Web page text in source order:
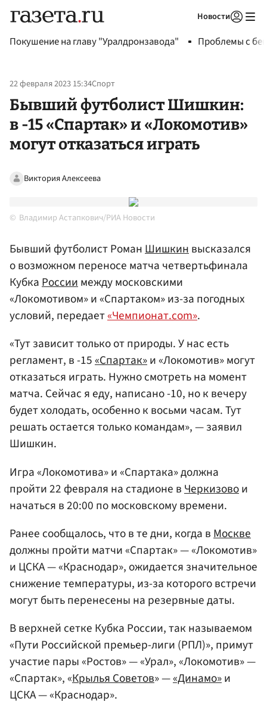
Новости
Покушение на главу "Уралдронзавода" Проблемы с
22 февраля 2023 15:34Спорт
Бывший футболист Шишкин:
в -15 «Спартак» и «Локомотив»
могут отказаться играть
Виктория Алексеева
Владимир Астапкович/РИА Новости
Бывший футболист РоманШишкинвысказался
о возможном переносе матча четвертьфинала
КубкаРоссиимежду московскими
«Локомотивом» и «Спартаком» из-за погодных
условий, передает«Чемпионат.com».
«Тут зависит только от природы. У нас есть
регламент, в -15«Спартак»и «Локомотив» могут
отказаться играть. Нужно смотреть на момент
матча. Сейчас я еду, написано -10, но к вечеру
будет холодать, особенно к восьми часам. Тут
решать остается только командам», — заявил
Шишкин.
Игра «Локомотива» и «Спартака» должна
пройти 22 февраля на стадионе в Черкизовои
начаться в 20:00 по московскому времени.
Ранее сообщалось, что в те дни, когда вМоскве
должны пройти матчи «Спартак» — «Локомотив»
и ЦСКА — «Краснодар», ожидается значительное
снижение температуры, из-за которого встречи
могут быть перенесены на резервные даты.
В верхней сетке Кубка России, так называемом
«Пути Российской премьер-лиги (РПЛ)», примут
участие пары «Ростов» — «Урал», «Локомотив» —
«Спартак», «Крылья Советов» —«Динамо»и
ЦСКА — «Краснодар».